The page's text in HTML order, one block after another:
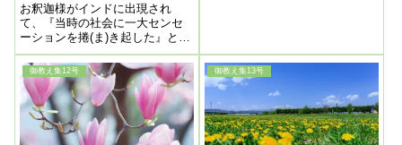
お釈迦様がインドに出現され
て、『当時の社会に一大センセ
ーションを捲(ま)き起した』と書
かれています。メシヤ様が出現
されて日本も『お光様』として
一大センセーションを捲(ま)き起
したわけです。そのことによっ
て間接的にではありますが、国
民健康保険がいきわたったわけ
です。
御教え集12号 御教え集13号